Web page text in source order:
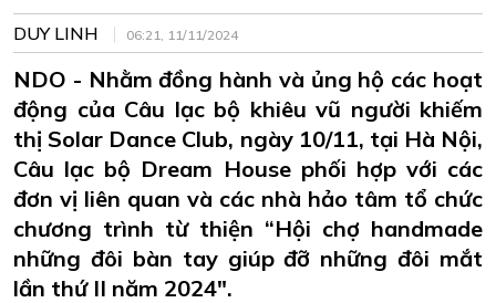
HỌC TẬP VÀ LÀM THEO TƯ TƯỞNG, ĐẠO ĐỨC, PHONG CÁCH HỒ
ĐẶT BÁO GIẤY ONLINE
DUY LINH 06:21, 11/11/2024
NDO - Nhằm đồng hành và ủng hộ các hoạt
động của Câu lạc bộ khiêu vũ người khiếm
thị Solar Dance Club, ngày 10/11, tại Hà Nội,
Câu lạc bộ Dream House phối hợp với các
đơn vị liên quan và các nhà hảo tâm tổ chức
chương trình từ thiện “Hội chợ handmade
những đôi bàn tay giúp đỡ những đôi mắt
lần thứ II năm 2024".